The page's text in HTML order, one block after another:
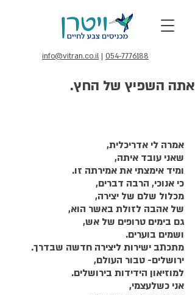
info@vitran.co.il | 054-7776188
אתה השפיץ של החץ.
אמרה לי אדריכלית,
שאני עובד איתה,
ומיד אימצתי את אמירתה זו.
כי אנוכי, הרבה דברים,
מכלול שלם של יצירה,
של אהבה לזולת באשר הוא,
גם בימים טרופים של אש,
ושמים בוערים.
מתכתב ישירות ליצירה חדשה שבדרך.
ירושלים- טבור העולם,
למוזיאון הידידות בירושלים.
אני כשלעצמי,